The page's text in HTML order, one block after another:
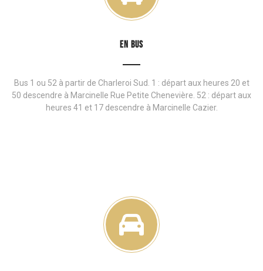
EN BUS
Bus 1 ou 52 à partir de Charleroi Sud. 1 : départ aux heures 20 et
50 descendre à Marcinelle Rue Petite Chenevière. 52 : départ aux
heures 41 et 17 descendre à Marcinelle Cazier.